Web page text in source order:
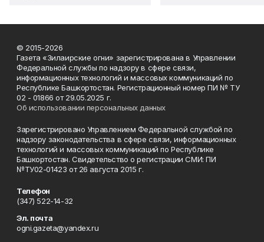
© 2015-2026
Газета «Зилаирские огни» зарегистрирована в Управлении
Федеральной службы по надзору в сфере связи,
информационных технологий и массовых коммуникаций по
Республике Башкортостан. Регистрационный номер ПИ № ТУ
02 - 01866 от 29.05.2025 г.
Об использовании персональных данных
Зарегистрировано Управлением Федеральной службой по
надзору законодательства в сфере связи, информационных
технологий и массовых коммуникаций по Республике
Башкортостан. Свидетельство о регистрации СМИ: ПИ
№ТУ02-01423 от 26 августа 2015 г.
Телефон
(347) 522-14-32
Эл. почта
ogni.gazeta@yandex.ru